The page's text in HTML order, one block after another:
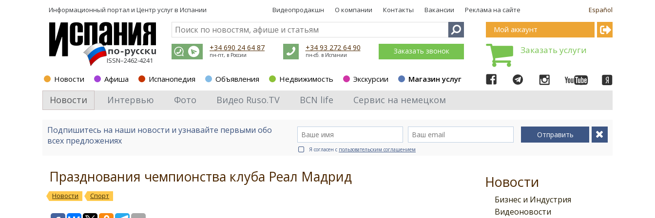
Информационный портал и Центр услуг в Испании Español
Видеопродакшн О компании Контакты Вакансии Реклама на сайте
ISSN–2462-4241
+34 690 24 64 87
пн-пт, в России
+34 93 272 64 90
пн-сб. в Испании Заказать звонок
Новости Афиша Испанопедия Объявления Недвижимость Экскурсии Магазин услуг
Мой аккаунт
Заказать услуги
Новости Интервью Фото Видео Ruso.TV BCN life Сервис на немецком
Подпишитесь на наши новости и узнавайте первыми обо
всех предложениях
Отправить
Я согласен с пользовательским соглашением
Новости
Бизнес и Индустрия
Видеоновости
Празднования чемпионства клуба Реал Мадрид
Новости Спорт